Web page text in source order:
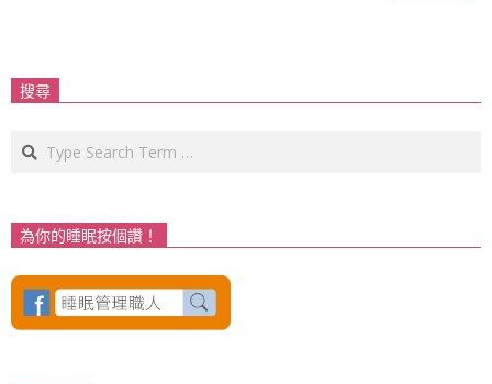
搜尋
Search
為你的睡眠按個讚！